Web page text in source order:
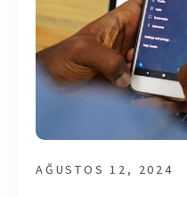
AĞUSTOS 12, 2024